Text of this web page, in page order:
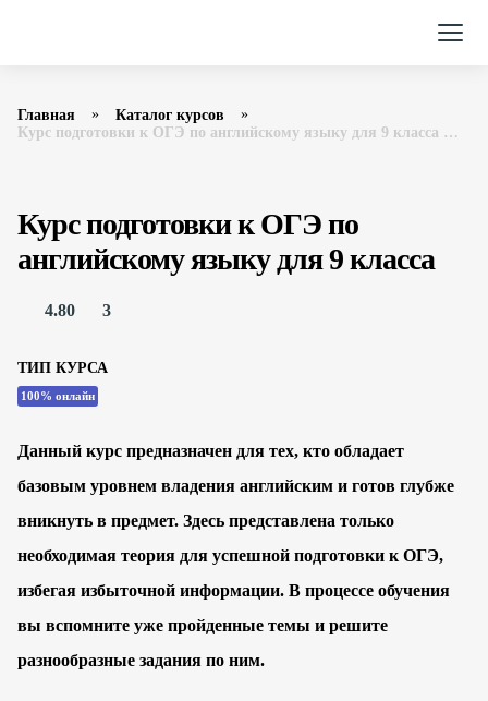
Главная
Каталог курсов
Курс подготовки к ОГЭ по английскому языку для 9 класса Фоксфорд
Курс подготовки к ОГЭ по
английскому языку для 9 класса
4.80 3
ТИП КУРСА
100% онлайн
Данный курс предназначен для тех, кто обладает
базовым уровнем владения английским и готов глубже
вникнуть в предмет. Здесь представлена только
необходимая теория для успешной подготовки к ОГЭ,
избегая избыточной информации. В процессе обучения
вы вспомните уже пройденные темы и решите
разнообразные задания по ним.